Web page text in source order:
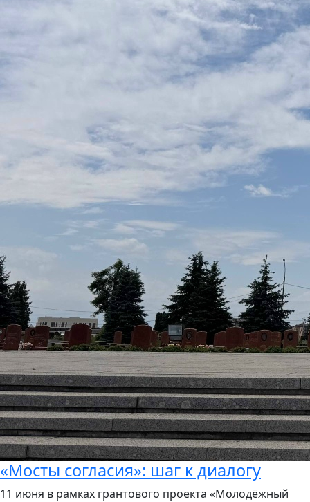
«Мосты согласия»: шаг к диалогу
11 июня в рамках грантового проекта «Молодёжный